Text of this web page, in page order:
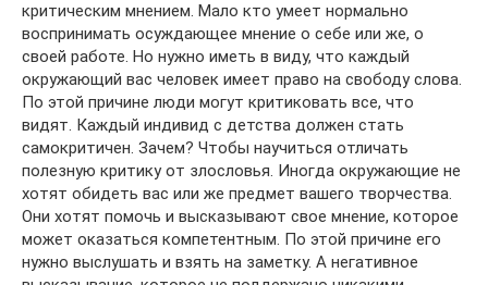
критическим мнением. Мало кто умеет нормально
воспринимать осуждающее мнение о себе или же, о
своей работе. Но нужно иметь в виду, что каждый
окружающий вас человек имеет право на свободу слова.
По этой причине люди могут критиковать все, что
видят. Каждый индивид с детства должен стать
самокритичен. Зачем? Чтобы научиться отличать
полезную критику от злословья. Иногда окружающие не
хотят обидеть вас или же предмет вашего творчества.
Они хотят помочь и высказывают свое мнение, которое
может оказаться компетентным. По этой причине его
нужно выслушать и взять на заметку. А негативное